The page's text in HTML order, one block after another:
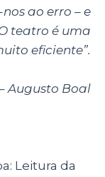
ao erro – e
teatro é uma
eficiente”.
Augusto Boal
Leitura da